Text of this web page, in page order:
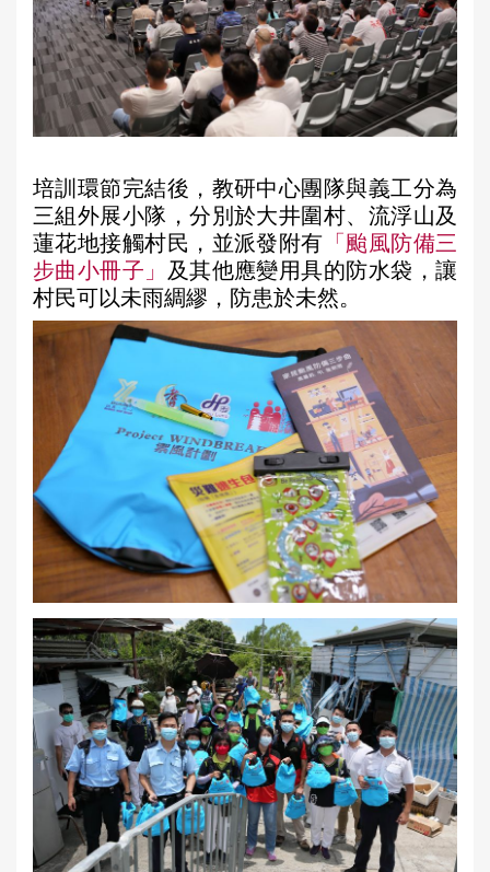
培訓環節完結後，教研中心團隊與義工分為
三組外展小隊，分別於大井圍村、流浮山及
蓮花地接觸村民， 並派發附有 「颱風防備三
步曲小冊子」
及其他應變用具的防水袋，讓
村民可以未雨綢繆，防患於未然。